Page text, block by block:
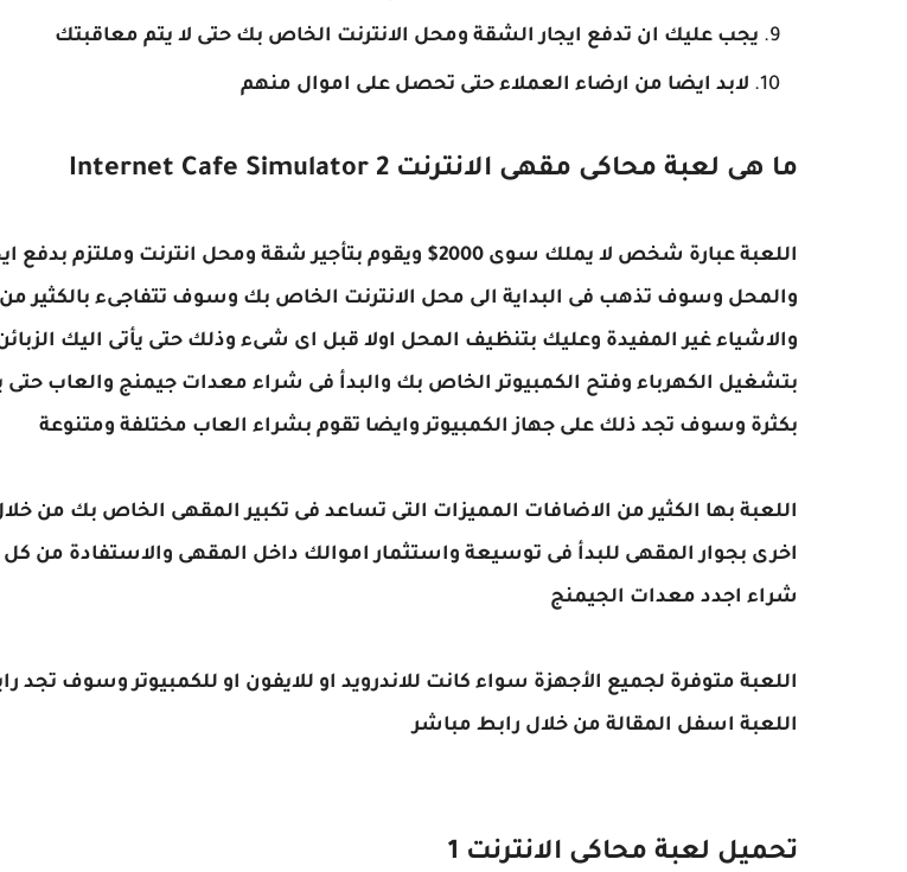
يجب عليك ان تدفع ايجار الشقة ومحل الانترنت الخاص بك حتى لا يتم معاقبتك
لابد ايضا من ارضاء العملاء حتى تحصل على اموال منهم
ما هى لعبة محاكى مقهى الانترنت 2 Internet Cafe Simulator
اللعبة عبارة شخص لا يملك سوى 2000$ ويقوم بتأجير شقة ومحل انترنت وملتزم
والمحل وسوف تذهب فى البداية الى محل الانترنت الخاص بك وسوف تتفاجىء بالكثير من
والاشياء غير المفيدة وعليك بتنظيف المحل اولا قبل اى شىء وذلك حتى يأتى اليك
بتشغيل الكهرباء وفتح الكمبيوتر الخاص بك والبدأ فى شراء معدات جيمنج والعاب حتى
بكثرة وسوف تجد ذلك على جهاز الكمبيوتر وايضا تقوم بشراء العاب مختلفة ومتنوعة
اللعبة بها الكثير من الاضافات المميزات التى تساعد فى تكبير المقهى الخاص بك من
اخرى بجوار المقهى للبدأ فى توسيعة واستثمار اموالك داخل المقهى والاستفادة من
شراء اجدد معدات الجيمنج
اللعبة متوفرة لجميع الأجهزة سواء كانت للاندرويد او للايفون او للكمبيوتر وسوف تجد
اللعبة اسفل المقالة من خلال رابط مباشر
تحميل لعبة محاكى الانترنت 1